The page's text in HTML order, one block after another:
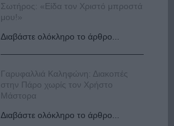
Σωτήρος: «Είδα τον Χριστό μπροστά
μου!»
Διαβάστε ολόκληρο το άρθρο...
Γαρυφαλλιά Καληφώνη: Διακοπές
στην Πάρο χωρίς τον Χρήστο
Μάστορα
Διαβάστε ολόκληρο το άρθρο...